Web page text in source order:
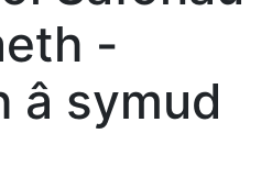
-
â symud